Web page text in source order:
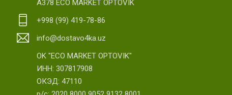
А378 ECO MARKET OPTOVIK
+998 (99) 419-78-86
info@dostavo4ka.uz
OK "ECO MARKET OPTOVIK"
ИНН: 307817908
ОКЭД: 47110